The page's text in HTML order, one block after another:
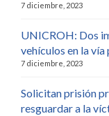
7 diciembre, 2023
UNICROH: Dos
vehículos en la
7 diciembre, 2023
Solicitan prisión
resguardar a la